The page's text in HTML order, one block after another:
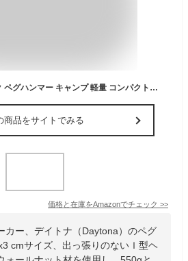
デイトナ(Daytona) バイク ペグハンマー キャンプ 軽量 コンパクトヘッド 芯材フック 自立式 iペグハンマー NAGURI(ナグリ) シルバー 48206
商品をサイトでみる
価格と在庫をAmazonでチェック >>
カー、デイトナ（Daytona）のペグ
cmサイズ、出っ張りのないＩ型ヘ